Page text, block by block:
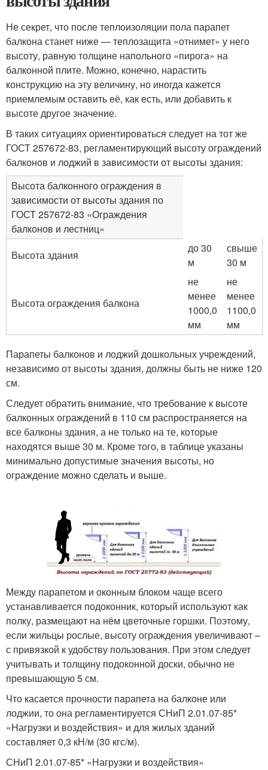
Не секрет, что после теплоизоляции пола парапет
балкона станет ниже — теплозащита «отнимет» у него
высоту, равную толщине напольного «пирога» на
балконной плите. Можно, конечно, нарастить
конструкцию на эту величину, но иногда кажется
приемлемым оставить её, как есть, или добавить к
высоте другое значение.
В таких ситуациях ориентироваться следует на тот же
ГОСТ 257672-83, регламентирующий высоту ограждений
балконов и лоджий в зависимости от высоты здания:
Высота балконного ограждения в
зависимости от высоты здания по
ГОСТ 257672-83 «Ограждения
балконов и лестниц»
Высота здания
до 30
м
свыше
30 м
Высота ограждения балкона
не
менее
1000,0
мм
не
менее
1100,0
мм
Парапеты балконов и лоджий дошкольных учреждений,
независимо от высоты здания, должны быть не ниже 120
см.
Следует обратить внимание, что требование к высоте
балконных ограждений в 110 см распространяется на
все балконы здания, а не только на те, которые
находятся выше 30 м. Кроме того, в таблице указаны
минимально допустимые значения высоты, но
ограждение можно сделать и выше.
Между парапетом и оконным блоком чаще всего
устанавливается подоконник, который используют как
полку, размещают на нём цветочные горшки. Поэтому,
если жильцы рослые, высоту ограждения увеличивают –
с привязкой к удобству пользования. При этом следует
учитывать и толщину подоконной доски, обычно не
превышающую 5 см.
Что касается прочности парапета на балконе или
лоджии, то она регламентируется СНиП 2.01.07-85*
«Нагрузки и воздействия» и для жилых зданий
составляет 0,3 кН/м (30 кгс/м).
СНиП 2.01.07-85* «Нагрузки и воздействия»